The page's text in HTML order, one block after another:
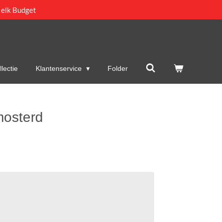
Budget
Klantenservice Folder